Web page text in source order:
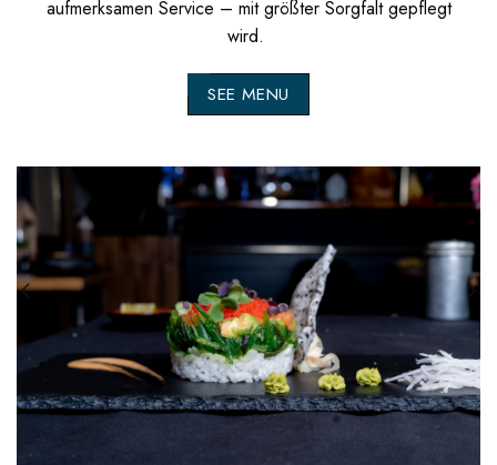
aufmerksamen Service – mit größter Sorgfalt gepflegt
wird.
SEE MENU